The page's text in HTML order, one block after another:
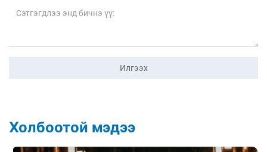
Илгээх
Холбоотой мэдээ